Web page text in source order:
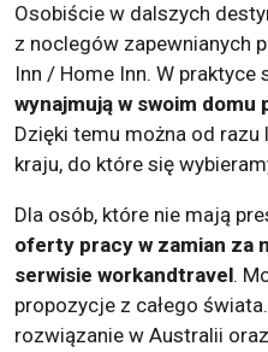
Osobiście w dalszych
z noclegów zapewnianych
Inn / Home Inn. W praktyce
wynajmują w swoim domu
Dzięki temu można od
kraju, do które się
Dla osób, które nie mają
oferty pracy w zamian za
serwisie workandtravel.
propozycje z całego
rozwiązanie w Australii